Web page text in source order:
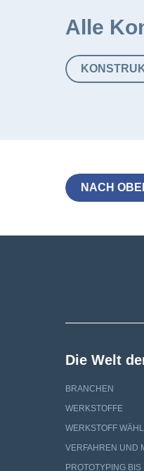
Alle
NACH
Die Welt
BRANCHEN
WERKSTOFFE
WERKSTOFF
VERFAHREN UND
PROTOTYPING BIS